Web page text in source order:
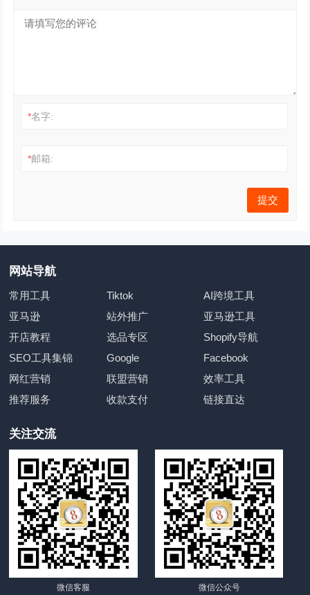
*名字:
*邮箱:
网站导航
常用工具 Tiktok
AI跨境工具
亚马逊
站外推广
亚马逊工具
开店教程
选品专区
Shopify导航
SEO工具集锦
Google
Facebook
网红营销
联盟营销
效率工具
推荐服务
收款支付 链接直达
关注交流
微信客服 微信公众号